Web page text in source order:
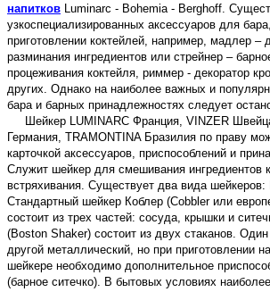
напитков Luminarc - Bohemia - Berghoff.
узкоспециализированных аксессуаров для
приготовлении коктейлей, например, мадлер –
разминания ингредиентов или стрейнер –
процеживания коктейля, риммер - декоратор
других. Однако на наиболее важных и
бара и барных принадлежностях следует
Шейкер LUMINARC Франция, VINZER
Германия, TRAMONTINA Бразилия по праву
карточкой аксессуаров, приспособлений и
Служит шейкер для смешивания ингредиентов
встряхивания. Существует два вида шейкеров:
Стандартный шейкер Коблер (Cobbler или
состоит из трех частей: сосуда, крышки и
(Boston Shaker) состоит из двух стаканов. Один
другой металлический, но при приготовлении
шейкере необходимо дополнительное
(барное ситечко). В бытовых условиях